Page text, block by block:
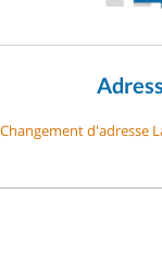
Changement d'adresse